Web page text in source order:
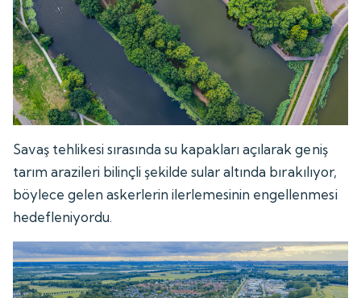
Savaş tehlikesi sırasında su kapakları açılarak geniş
tarım arazileri bilinçli şekilde sular altında bırakılıyor,
böylece gelen askerlerin ilerlemesinin engellenmesi
hedefleniyordu.